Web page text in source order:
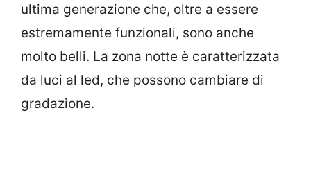
ultima generazione che, oltre a essere
estremamente funzionali, sono anche
molto belli. La zona notte è caratterizzata
da luci al led, che possono cambiare di
gradazione.